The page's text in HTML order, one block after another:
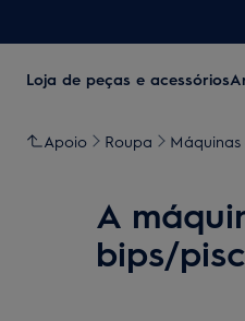
Loja de peças e acessórios
Apoio Roupa
A
bips/